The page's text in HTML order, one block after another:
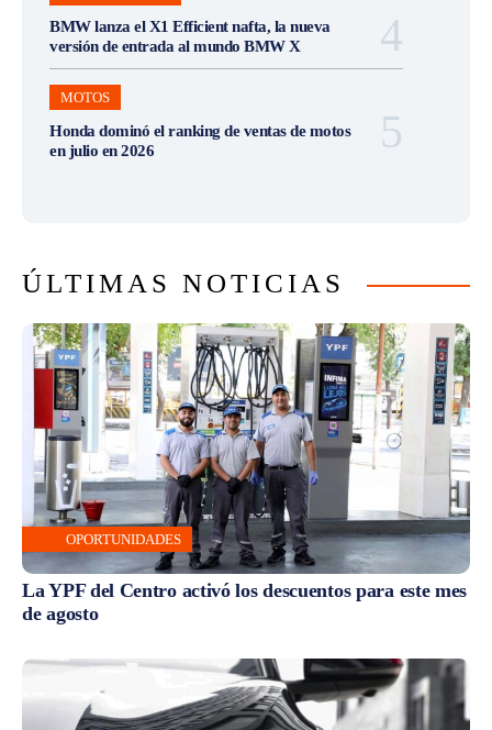
BMW lanza el X1 Efficient nafta, la nueva
versión de entrada al mundo BMW X
MOTOS
Honda dominó el ranking de ventas de motos
en julio en 2026
ÚLTIMAS NOTICIAS
OPORTUNIDADES
La YPF del Centro activó los descuentos para este mes
de agosto